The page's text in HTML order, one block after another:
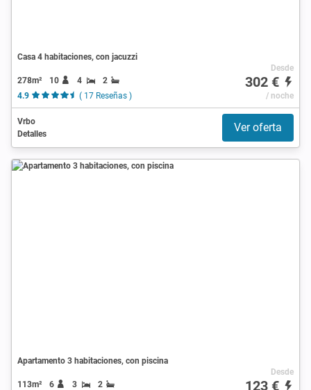
Casa 4 habitaciones, con jacuzzi
278m² 10 4
2
4.9
( 17 Reseñas )
Desde
302 €
/ noche
Vrbo
Detalles
Ver oferta
Apartamento 3 habitaciones, con piscina
113m² 6 3
2
Desde
123 €